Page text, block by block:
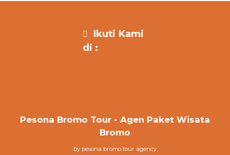
Ikuti Kami
di :
Pesona Bromo Tour - Agen Paket Wisata
Bromo
by pesona bromo tour agency